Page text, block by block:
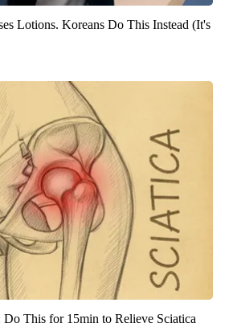
Lotions. Koreans Do This Instead (It's
Do This for 15min to Relieve Sciatica